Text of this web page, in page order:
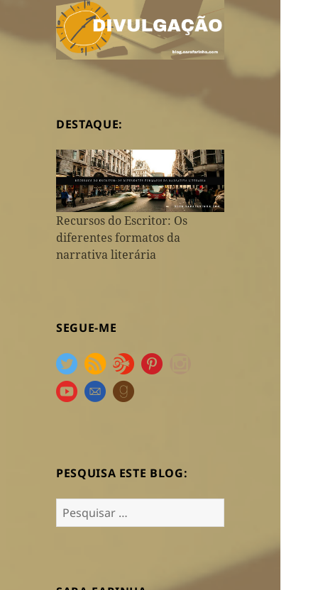
DESTAQUE:
Recursos do Escritor: Os
diferentes formatos da
narrativa literária
SEGUE-ME
PESQUISA ESTE BLOG:
Pesquisar
por: